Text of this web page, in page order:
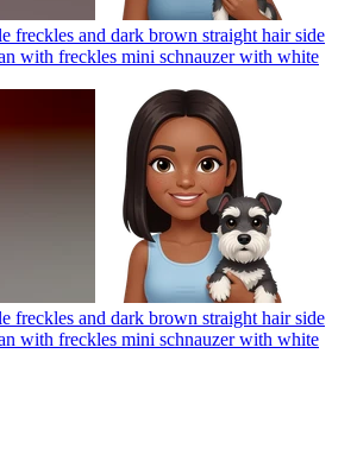
freckles and dark brown straight hair side
with freckles mini schnauzer with white
freckles and dark brown straight hair side
with freckles mini schnauzer with white